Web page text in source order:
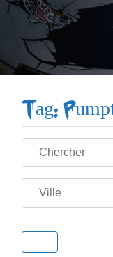
Tag:
Chercher
Ville